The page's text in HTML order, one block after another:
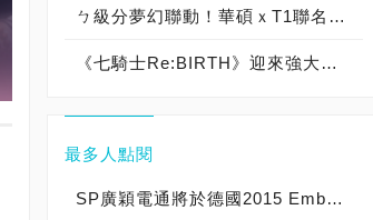
ㄅ級分夢幻聯動！華碩ｘT1聯名顯示卡全台盛大開賣
《七騎士Re:BIRTH》迎來強大的全新英雄[天劍]宣嵐 同步推出韓國主題劇情
最多人點閱
SP廣穎電通將於德國2015 Embedded World展示全方位工控系列產品